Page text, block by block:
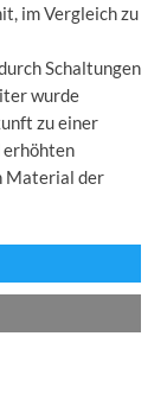
im Vergleich zu
Schaltungen
wurde
zu einer
erhöhten
Material der